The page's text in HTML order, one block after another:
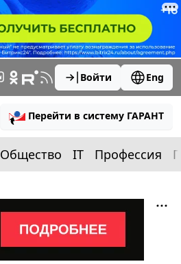
Войти Eng
Перейти в систему ГАРАНТ
Общество IT Профессия